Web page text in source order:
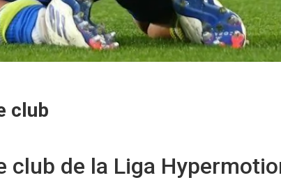
club
club de la Liga